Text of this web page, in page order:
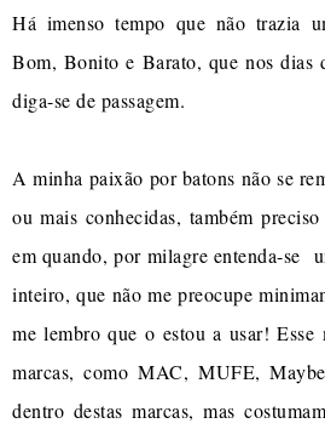
Há imenso tempo que não trazia
Bom, Bonito e Barato, que nos dias
diga-se de passagem.
A minha paixão por batons não se
ou mais conhecidas, também
em quando, por milagre entenda-se
inteiro, que não me preocupe
me lembro que o estou a usar! Esse
marcas, como MAC, MUFE,
dentro destas marcas, mas